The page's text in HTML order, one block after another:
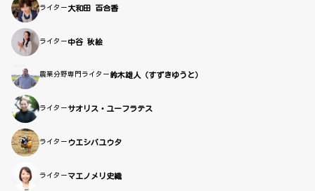
ライター 大和田 百合香
ライター 中谷 秋絵
農業分野専門ライター 鈴木雄人（すずきゆうと）
ライター サオリス・ユーフラテス
ライター ウエシバユウタ
ライター マエノメリ史織